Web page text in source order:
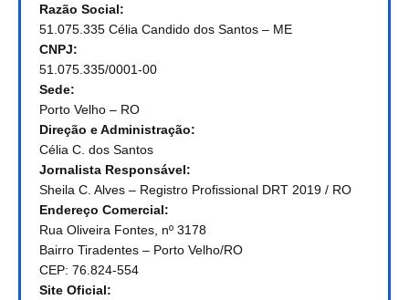
Razão Social:
51.075.335 Célia Candido dos Santos – ME
CNPJ:
51.075.335/0001-00
Sede:
Porto Velho – RO
Direção e Administração:
Célia C. dos Santos
Jornalista Responsável:
Sheila C. Alves – Registro Profissional DRT 2019 / RO
Endereço Comercial:
Rua Oliveira Fontes, nº 3178
Bairro Tiradentes – Porto Velho/RO
CEP: 76.824-554
Site Oficial: